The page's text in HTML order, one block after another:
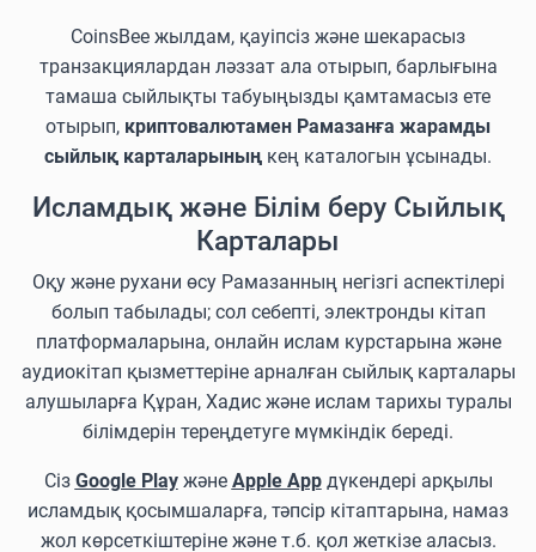
CoinsBee жылдам, қауіпсіз және шекарасыз
транзакциялардан ләззат ала отырып, барлығына
тамаша сыйлықты табуыңызды қамтамасыз ете
отырып, криптовалютамен Рамазанға жарамды
сыйлық карталарының кең каталогын ұсынады.
Исламдық және Білім беру Сыйлық
Карталары
Оқу және рухани өсу Рамазанның негізгі аспектілері
болып табылады; сол себепті, электронды кітап
платформаларына, онлайн ислам курстарына және
аудиокітап қызметтеріне арналған сыйлық карталары
алушыларға Құран, Хадис және ислам тарихы туралы
білімдерін тереңдетуге мүмкіндік береді.
Сіз Google Playжәне Apple Appдүкендері арқылы
исламдық қосымшаларға, тәпсір кітаптарына, намаз
жол көрсеткіштеріне және т.б. қол жеткізе аласыз.